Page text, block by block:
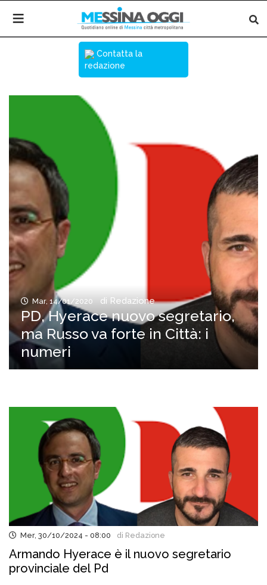
Contatta la
redazione
Mar, 14/01/2020 di Redazione
PD, Hyerace nuovo segretario,
ma Russo va forte in Città: i
numeri
Mer, 30/10/2024 - 08:00 di Redazione
Armando Hyerace è il nuovo segretario
provinciale del Pd